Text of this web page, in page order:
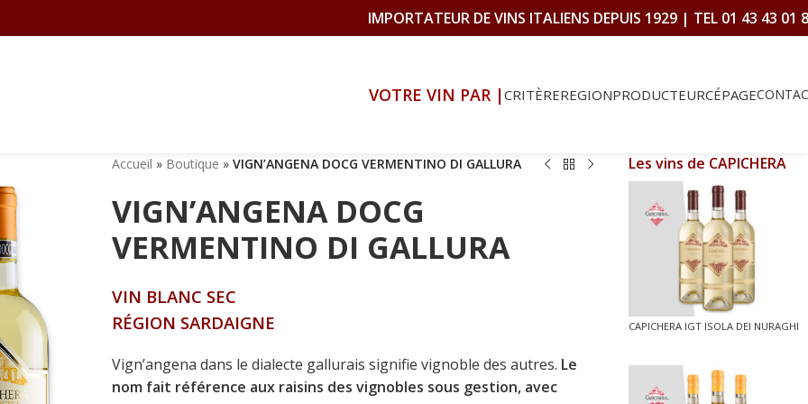
IMPORTATEUR DE VINS ITALIENS DEPUIS 1929 | TEL 01 43 43 01
VOTRE VIN PAR |CRITÈREREGIONPRODUCTEURCÉPAGE
Accueil » Boutique »VIGN’ANGENA DOCG VERMENTINO DI GALLURA
VIGN’ANGENA DOCG
VERMENTINO DI GALLURA
VIN BLANC SEC
RÉGION SARDAIGNE
Vign’angena dans le dialecte gallurais signifie vignoble des autres. Le
nom fait référence aux raisins des vignobles sous gestion, avec
Les vins de CAPICHERA
CAPICHERA IGT ISOLA DEI NURAGHI